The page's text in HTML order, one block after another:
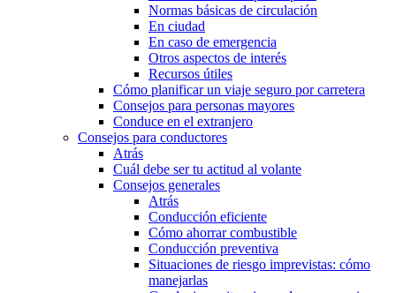
Normas básicas de circulación
En ciudad
En caso de emergencia
Otros aspectos de interés
Recursos útiles
Cómo planificar un viaje seguro por carretera
Consejos para personas mayores
Conduce en el extranjero
Consejos para conductores
Atrás
Cuál debe ser tu actitud al volante
Consejos generales
Atrás
Conducción eficiente
Cómo ahorrar combustible
Conducción preventiva
Situaciones de riesgo imprevistas: cómo
manejarlas